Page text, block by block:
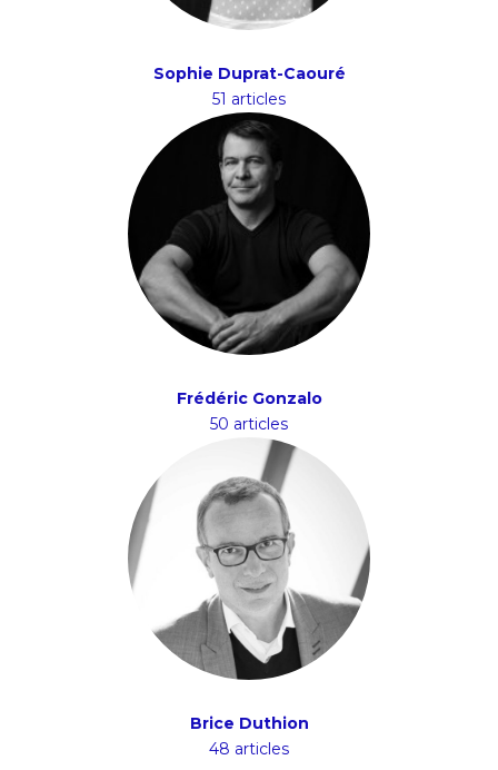
Sophie Duprat-Caouré
51 articles
Frédéric Gonzalo
50 articles
Brice Duthion
48 articles